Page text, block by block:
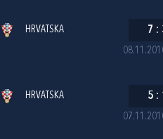
HRVATSKA 7 :
HRVATSKA 5 :